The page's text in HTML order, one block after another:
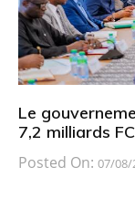
Le
7,2 milliards
Posted On: 07/08/